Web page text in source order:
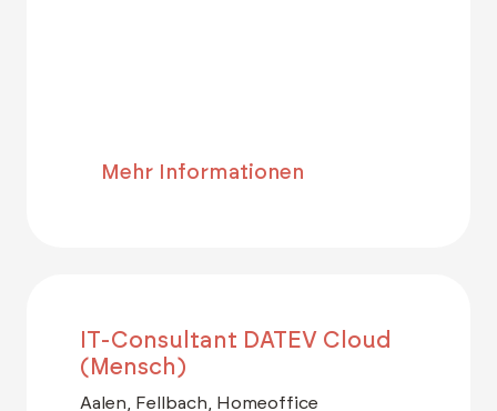
Mehr Informationen
IT-Consultant DATEV Cloud
(Mensch)
Aalen, Fellbach, Homeoffice